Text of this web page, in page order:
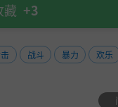
藏 +3
战斗 暴力
欢乐